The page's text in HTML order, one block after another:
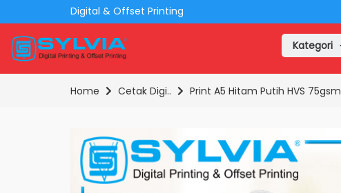
Digital & Offset Printing
Kategori
Home Cetak Digi.. Print A5 Hitam Putih HVS 75gsm